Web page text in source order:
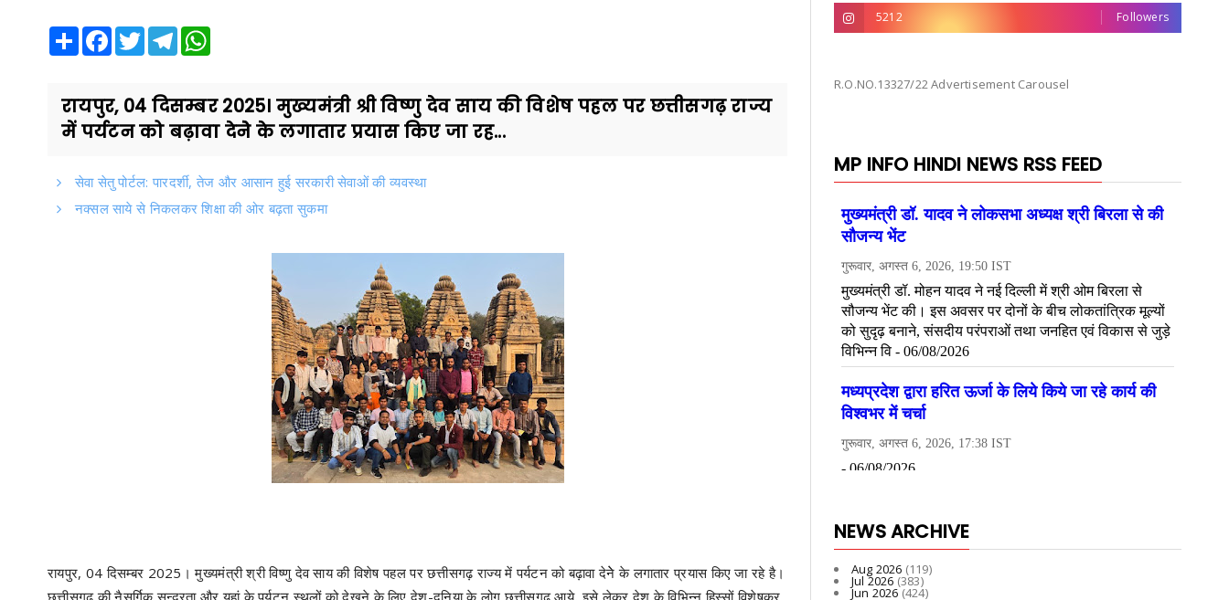
Share Facebook
TwitterTelegram
रायपुर, 04 दिसम्बर 2025। मुख्यमंत्री श्री विष्णु देव साय की विशेष पहल पर छत्तीसगढ़ राज्य
में पर्यटन को बढ़ावा देनेे के लगातार प्रयास किए जा रह...
सेवा सेतु पोर्टल: पारदर्शी, तेज और आसान हुई सरकारी सेवाओं की व्यवस्था
नक्सल साये से निकलकर शिक्षा की ओर बढ़ता सुकमा
रायपुर, 04 दिसम्बर 2025। मुख्यमंत्री श्री विष्णु देव साय की विशेष पहल पर छत्तीसगढ़ राज्य में पर्यटन को बढ़ावा देनेे के लगातार प्रयास किए जा रहे है।
छत्तीसगढ़ की नैसर्गिक सुन्दरता और यहां के पर्यटन स्थलों को देखने के लिए देश-दुनिया के लोग छत्तीसगढ़ आये, इसे लेकर देश के विभिन्न हिस्सों विशेषकर
5212 Followers
R.O.NO.13327/22 Advertisement Carousel
MP INFO HINDI NEWS RSS FEED
NEWS ARCHIVE
Aug 2026 (119)
Jul 2026 (383)
Jun 2026(424)